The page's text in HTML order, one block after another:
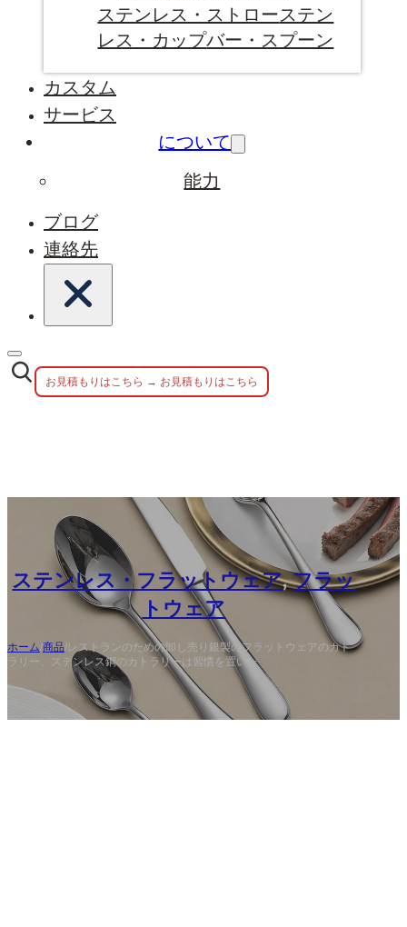
ステンレス・ストローステン
レス・カップバー・スプーン
カスタム
サービス
について
能力
ブログ
連絡先
お見積もりはこちら → お見積もりはこちら
ステンレス・フラットウェア,フラッ
トウェア
ホーム/商品/レストランのための卸し売り銀製のフラットウェアのカト
ラリー、ステンレス鋼のカトラリーは習慣を置いた